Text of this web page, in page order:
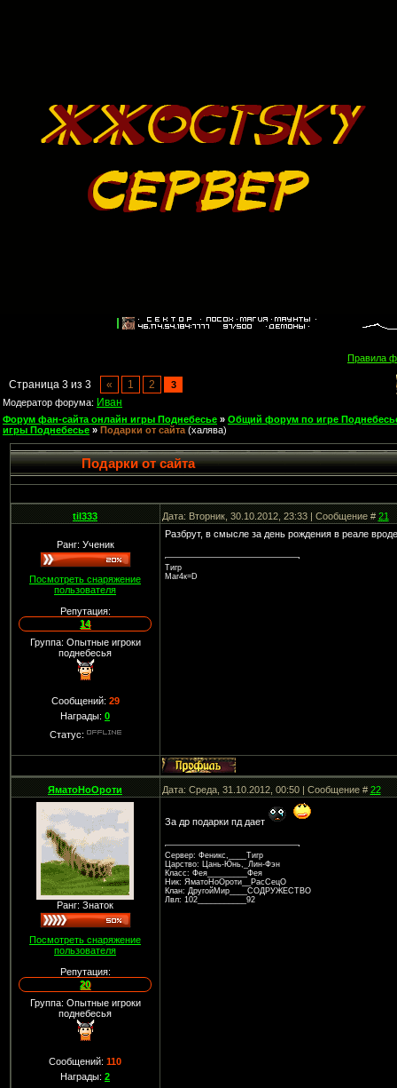
Правила
Страница 3 из 3 « 1 2
3
Модератор форума: Иван
Форум фан-сайта онлайн игры Поднебесье » Общий форум по игре
игры Поднебесье » Подарки от сайта (халява)
Подарки от сайта
til333 Дата: Вторник, 30.10.2012, 23:33 | Сообщение #21
Ранг: Ученик
Посмотреть снаряжение
пользователя
Репутация:
14
Группа: Опытные игроки
поднебесья
Сообщений: 29
Награды: 0
Статус:
Разбрут, в смысле за день рождения в реале
Тигр
Маг4к=D
ЯматоНоОроти Дата: Среда, 31.10.2012, 00:50 | Сообщение #22
Ранг: Знаток
Посмотреть снаряжение
пользователя
Репутация:
20
Группа: Опытные игроки
поднебесья
Сообщений: 110
Награды: 2
За др подарки пд дает
Сервер: Феникс,____Тигр
Царство: Цань-Юнь,_Лин-Фэн
Класс: Фея_________Фея
Ник: ЯматоНоОроти__РасСецО
Клан: ДругойМир____СОДРУЖЕСТВО
Лвл: 102___________92